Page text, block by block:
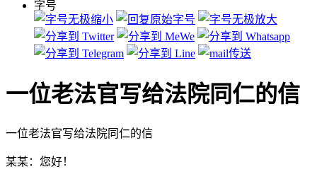
字号
一位老法官写给法院同仁的信
一位老法官写给法院同仁的信
某某：您好！